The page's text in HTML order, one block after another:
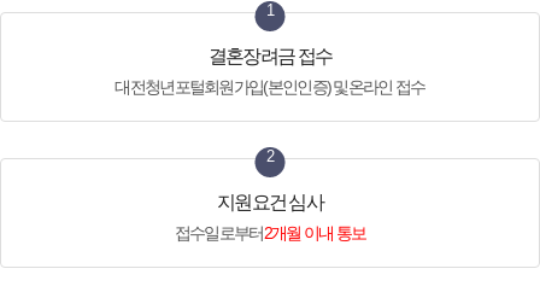
1
결혼장려금 접수
대전청년포털회원가입(본인인증) 및온라인 접수
2
지원요건 심사
접수일로부터2개월 이내 통보